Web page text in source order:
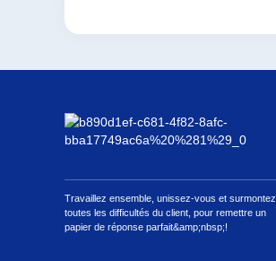
Travaillez ensemble, unissez-vous et surmontez
toutes les difficultés du client, pour remettre un
papier de réponse parfait&amp;nbsp;!